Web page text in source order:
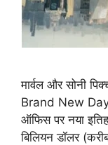
मार्वल और सोनी
Brand New
ऑफिस पर नया
बिलियन डॉलर